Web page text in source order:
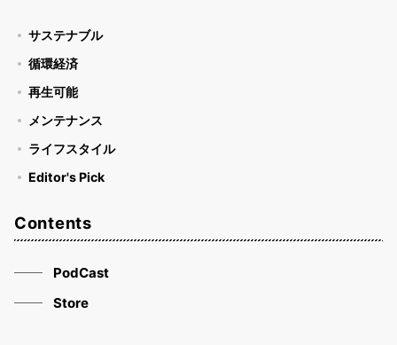
サステナブル
循環経済
再生可能
メンテナンス
ライフスタイル
Editor's Pick
Contents
PodCast
Store